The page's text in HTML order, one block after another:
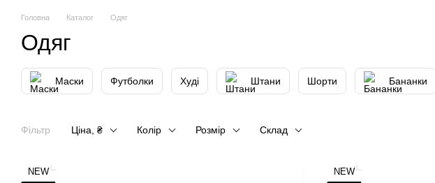
Головна Каталог Одяг
Одяг
Маски Футболки Худі Штани Шорти Бананки
Фільтр Ціна, ₴ Колір Розмір Склад
NEW
NEW